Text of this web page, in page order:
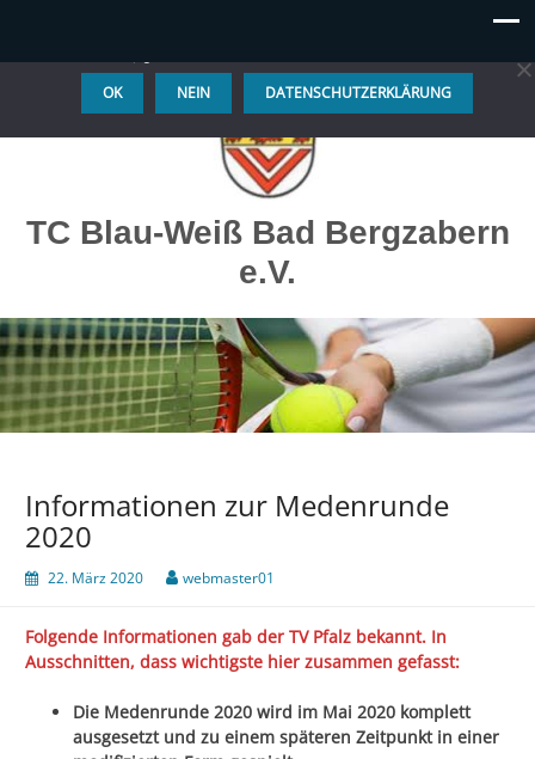
TC Blau-Weiß Bad Bergzabern
e.V.
Informationen zur Medenrunde
2020
22. März 2020 webmaster01
Folgende Informationen gab der TV Pfalz bekannt. In
Ausschnitten, dass wichtigste hier zusammen gefasst:
Die Medenrunde 2020 wird im Mai 2020 komplett
ausgesetzt und zu einem späteren Zeitpunkt in einer
OK NEIN DATENSCHUTZERKLÄRUNG